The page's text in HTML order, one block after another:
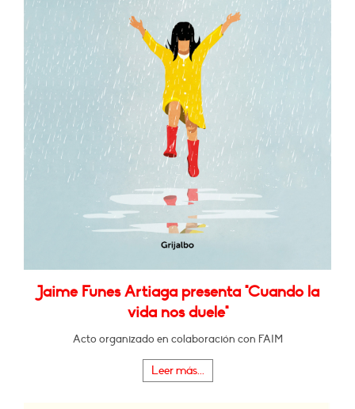
Jaime Funes Artiaga presenta "Cuando la
vida nos duele"
Acto organizado en colaboración con FAIM
Leer más...